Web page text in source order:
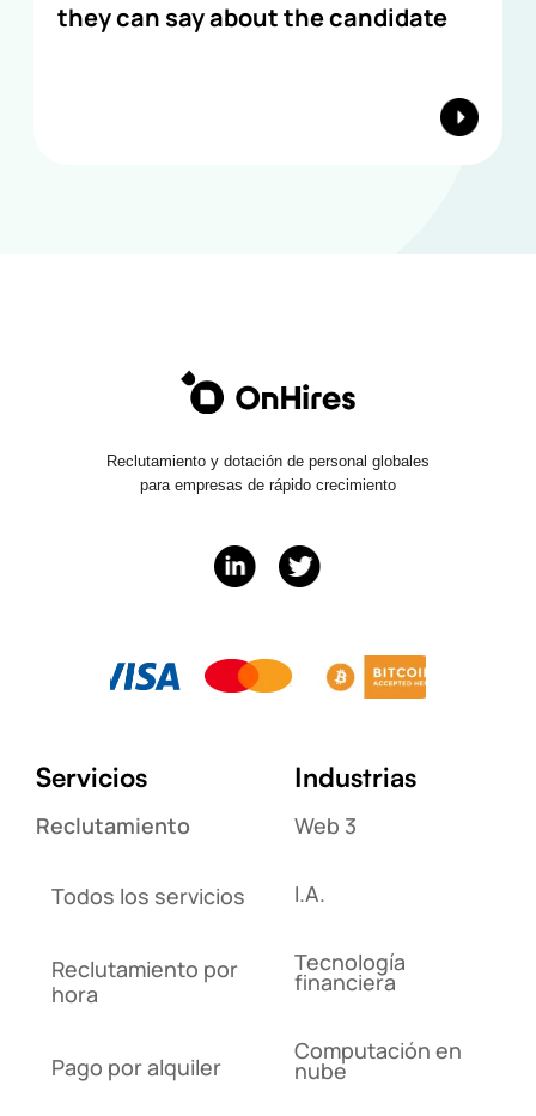
they can say about the candidate
Reclutamiento y dotación de personal globales
para empresas de rápido crecimiento
Servicios
Reclutamiento
Todos los servicios
Reclutamiento por
hora
Pago por alquiler
Industrias
Web 3
I.A.
Tecnología
financiera
Computación en
nube